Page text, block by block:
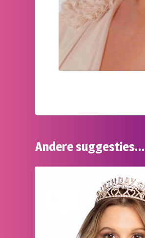
Andere suggesties…